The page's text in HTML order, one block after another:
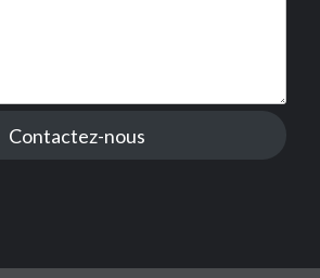
Contactez-nous